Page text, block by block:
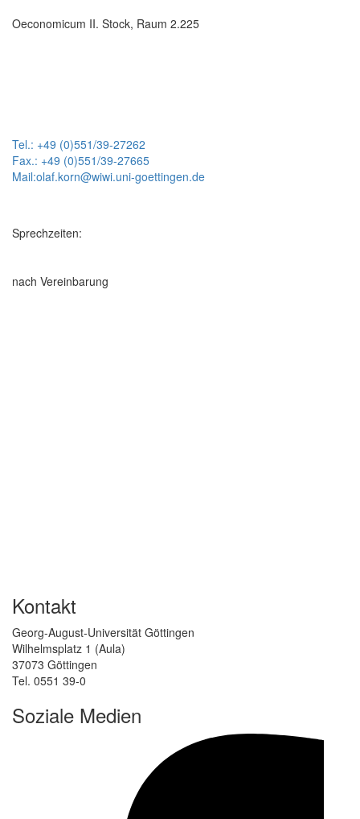
Oeconomicum II. Stock, Raum 2.225
Tel.: +49 (0)551/39-27262
Fax.: +49 (0)551/39-27665
Mail:olaf.korn@wiwi.uni-goettingen.de
Sprechzeiten:
nach Vereinbarung
Kontakt
Georg-August-Universität Göttingen
Wilhelmsplatz 1 (Aula)
37073 Göttingen
Tel. 0551 39-0
Soziale Medien